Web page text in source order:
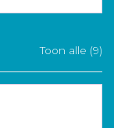
Toon alle (9)